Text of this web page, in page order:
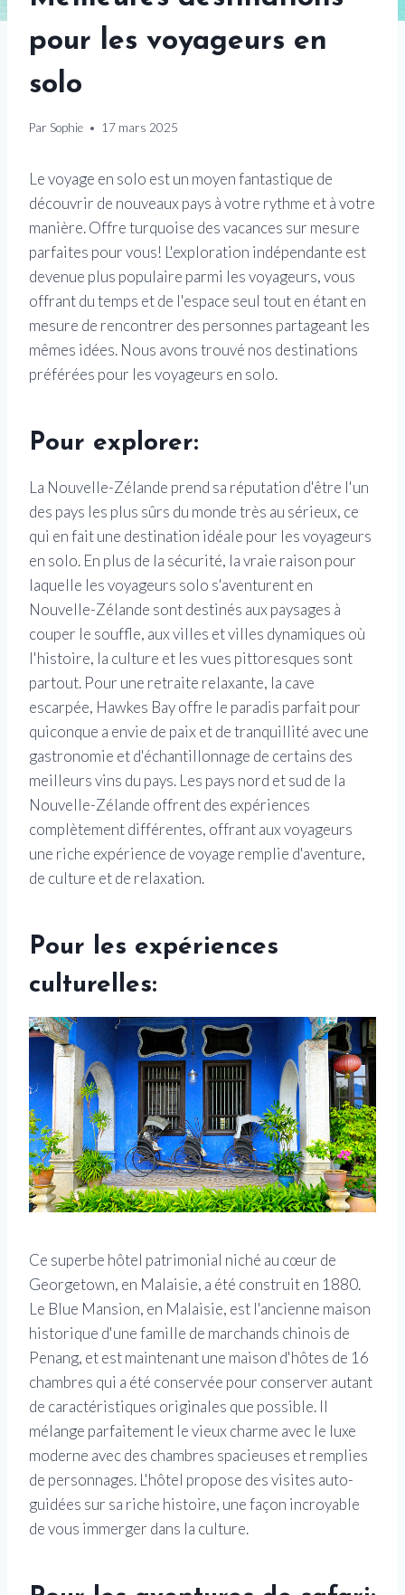
pour les voyageurs en
solo
Par Sophie 17 mars 2025
Le voyage en solo est un moyen fantastique de
découvrir de nouveaux pays à votre rythme et à votre
manière. Offre turquoise des vacances sur mesure
parfaites pour vous! L'exploration indépendante est
devenue plus populaire parmi les voyageurs, vous
offrant du temps et de l'espace seul tout en étant en
mesure de rencontrer des personnes partageant les
mêmes idées. Nous avons trouvé nos destinations
préférées pour les voyageurs en solo.
Pour explorer:
La Nouvelle-Zélande prend sa réputation d'être l'un
des pays les plus sûrs du monde très au sérieux, ce
qui en fait une destination idéale pour les voyageurs
en solo. En plus de la sécurité, la vraie raison pour
laquelle les voyageurs solo s'aventurent en
Nouvelle-Zélande sont destinés aux paysages à
couper le souffle, aux villes et villes dynamiques où
l'histoire, la culture et les vues pittoresques sont
partout. Pour une retraite relaxante, la cave
escarpée, Hawkes Bay offre le paradis parfait pour
quiconque a envie de paix et de tranquillité avec une
gastronomie et d'échantillonnage de certains des
meilleurs vins du pays. Les pays nord et sud de la
Nouvelle-Zélande offrent des expériences
complètement différentes, offrant aux voyageurs
une riche expérience de voyage remplie d'aventure,
de culture et de relaxation.
Pour les expériences
culturelles:
Ce superbe hôtel patrimonial niché au cœur de
Georgetown, en Malaisie, a été construit en 1880.
Le Blue Mansion, en Malaisie, est l'ancienne maison
historique d'une famille de marchands chinois de
Penang, et est maintenant une maison d'hôtes de 16
chambres qui a été conservée pour conserver autant
de caractéristiques originales que possible. Il
mélange parfaitement le vieux charme avec le luxe
moderne avec des chambres spacieuses et remplies
de personnages. L'hôtel propose des visites auto-
guidées sur sa riche histoire, une façon incroyable
de vous immerger dans la culture.